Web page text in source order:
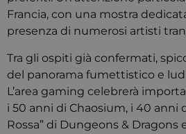
Francia, con una mostra
presenza di numerosi artisti
Tra gli ospiti già confermati,
del panorama fumettistico e
L’area gaming celebrerà
i 50 anni di Chaosium, i 40 anni
Rossa” di Dungeons & Dragons